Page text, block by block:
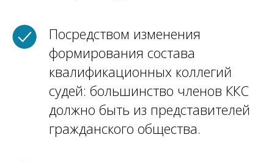
Посредством изменения
формирования состава
квалификационных коллегий
судей: большинство членов ККС
должно быть из представителей
гражданского общества.